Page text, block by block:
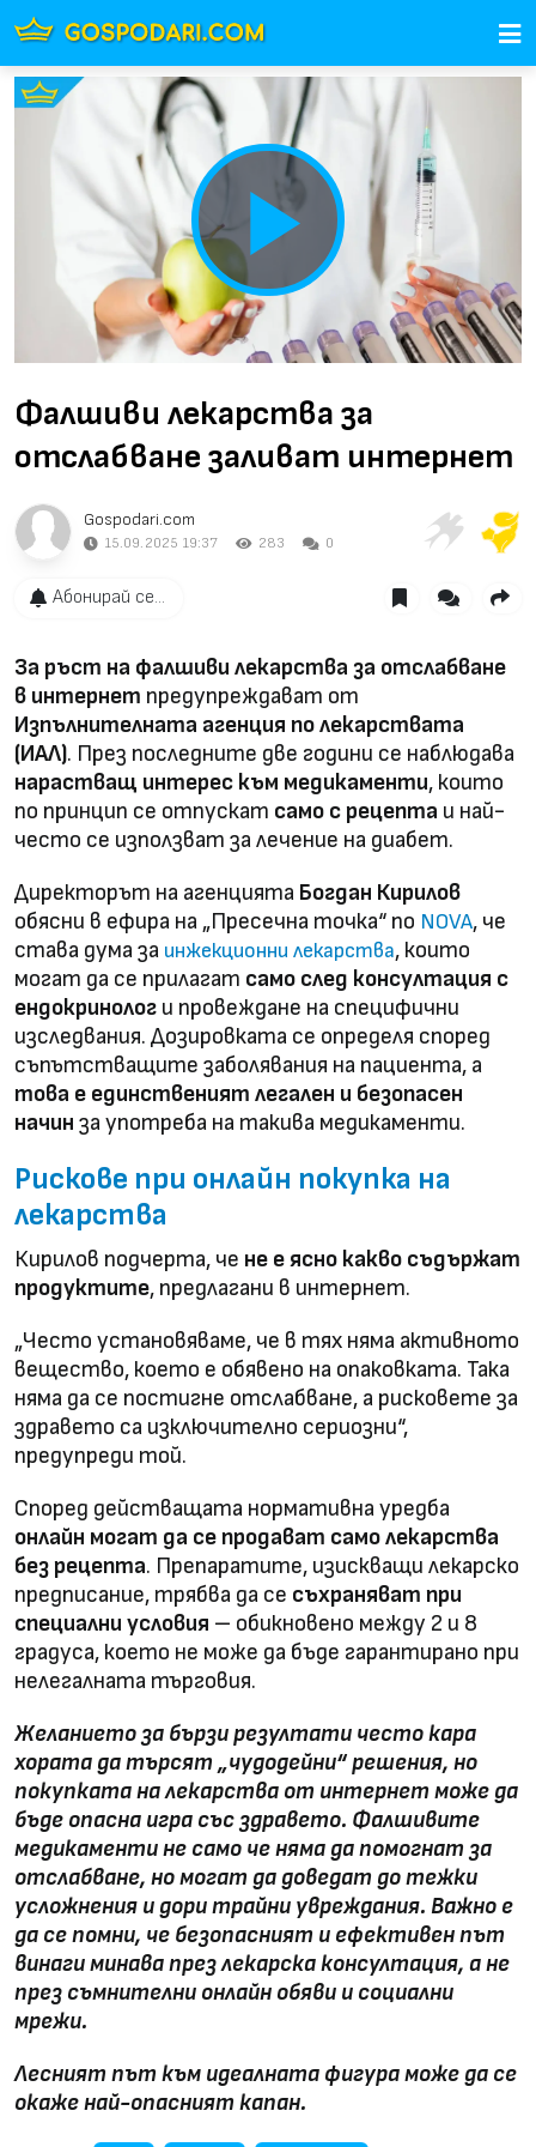
Play
Video
Фалшиви лекарства за
отслабване заливат интернет
Gospodari.com
15.09.2025 19:37 283 0
Абонирай се...
За ръст на фалшиви лекарства за отслабване
в интернет предупреждават от
Изпълнителната агенция по лекарствата
(ИАЛ). През последните две години се наблюдава
нарастващ интерес към медикаменти, които
по принцип се отпускат само с рецепта и най-
често се използват за лечение на диабет.
Директорът на агенцията Богдан Кирилов
обясни в ефира на „Пресечна точка“ по NOVA, че
става дума за инжекционни лекарства, които
могат да се прилагат само след консултация с
ендокринолог и провеждане на специфични
изследвания. Дозировката се определя според
съпътстващите заболявания на пациента, а
това е единственият легален и безопасен
начин за употреба на такива медикаменти.
Рискове при онлайн покупка на
лекарства
Кирилов подчерта, че не е ясно какво съдържат
продуктите, предлагани в интернет.
„Често установяваме, че в тях няма активното
вещество, което е обявено на опаковката. Така
няма да се постигне отслабване, а рисковете за
здравето са изключително сериозни“,
предупреди той.
Според действащата нормативна уредба
онлайн могат да се продават само лекарства
без рецепта. Препаратите, изискващи лекарско
предписание, трябва да се съхраняват при
специални условия – обикновено между 2 и 8
градуса, което не може да бъде гарантирано при
нелегалната търговия.
Желанието за бързи резултати често кара
хората да търсят „чудодейни“ решения, но
покупката на лекарства от интернет може да
бъде опасна игра със здравето. Фалшивите
медикаменти не само че няма да помогнат за
отслабване, но могат да доведат до тежки
усложнения и дори трайни увреждания. Важно е
да се помни, че безопасният и ефективен път
винаги минава през лекарска консултация, а не
през съмнителни онлайн обяви и социални
мрежи.
Лесният път към идеалната фигура може да се
окаже най-опасният капан.